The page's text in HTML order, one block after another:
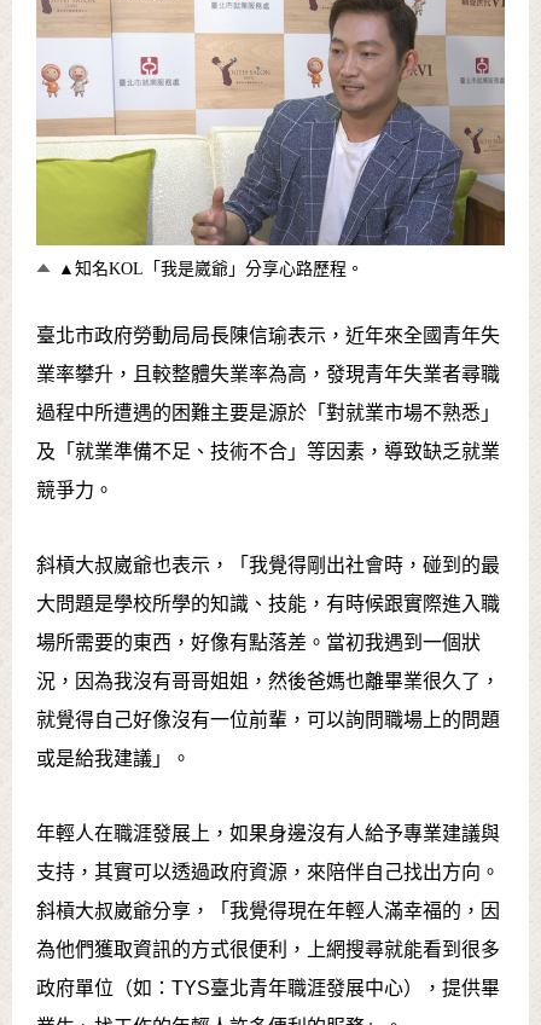
▲知名KOL「我是崴爺」分享心路歷程。
臺北市政府勞動局局長陳信瑜表示，近年來全國青年失
業率攀升，且較整體失業率為高，發現青年失業者尋職
過程中所遭遇的困難主要是源於「對就業市場不熟悉」
及「就業準備不足、技術不合」等因素，導致缺乏就業
競爭力。
斜槓大叔崴爺也表示，「我覺得剛出社會時，碰到的最
大問題是學校所學的知識、技能，有時候跟實際進入職
場所需要的東西，好像有點落差。當初我遇到一個狀
況，因為我沒有哥哥姐姐，然後爸媽也離畢業很久了，
就覺得自己好像沒有一位前輩，可以詢問職場上的問題
或是給我建議」。
年輕人在職涯發展上，如果身邊沒有人給予專業建議與
支持，其實可以透過政府資源，來陪伴自己找出方向。
斜槓大叔崴爺分享，「我覺得現在年輕人滿幸福的，因
為他們獲取資訊的方式很便利，上網搜尋就能看到很多
政府單位（如：TYS臺北青年職涯發展中心），提供畢